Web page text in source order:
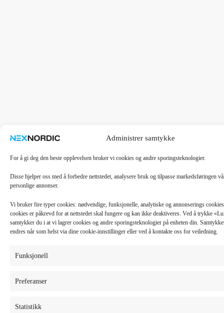
Administrer samtykke
For å gi deg den beste opplevelsen bruker vi cookies og andre sporingsteknologier.
Disse hjelper oss med å forbedre nettstedet, analysere bruk og tilpasse markedsføringen
personlige annonser.
Vi bruker fire typer cookies: nødvendige, funksjonelle, analytiske og annonserings
cookies er påkrevd for at nettstedet skal fungere og kan ikke deaktiveres. Ved å trykke
samtykker du i at vi lagrer cookies og andre sporingsteknologier på enheten din.
endres når som helst via dine cookie-innstillinger eller ved å kontakte oss for veiledning.
Funksjonell
Preferanser
Statistikk